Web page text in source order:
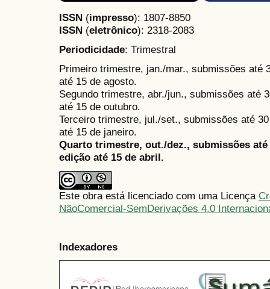
ISSN (impresso): 1807-8850
ISSN (eletrônico): 2318-2083
Periodicidade: Trimestral
Primeiro trimestre, jan./mar., submissões até
até 15 de agosto.
Segundo trimestre, abr./jun., submissões até
até 15 de outubro.
Terceiro trimestre, jul./set., submissões até
até 15 de janeiro.
Quarto trimestre, out./dez., submissões
edição até 15 de abril.
Este obra está licenciado com uma Licença
NãoComercial-SemDerivações 4.0
Indexadores